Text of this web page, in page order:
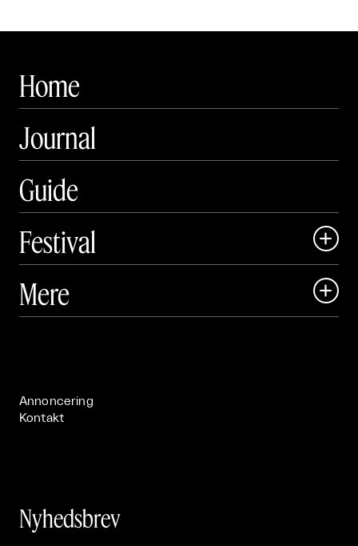
Home
Journal
Guide
Festival

 Art Matter Festival
Mere 
Annoncering
Kontakt
Nyhedsbrev